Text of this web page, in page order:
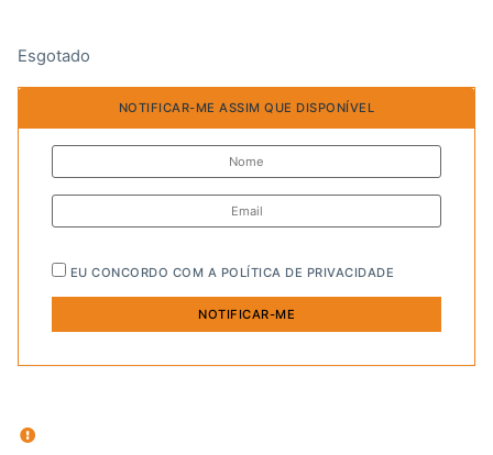
Esgotado
NOTIFICAR-ME ASSIM QUE DISPONÍVEL
EU CONCORDO COM A POLÍTICA DE PRIVACIDADE